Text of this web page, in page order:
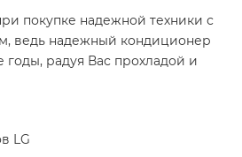
покупке надежной техники с
ведь надежный кондиционер
годы, радуя Вас прохладой и
LG